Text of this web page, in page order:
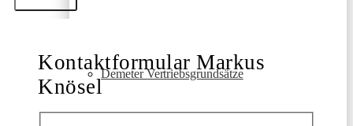
Demeter Vertriebsgrundsätze
Kontaktformular Markus
Knösel